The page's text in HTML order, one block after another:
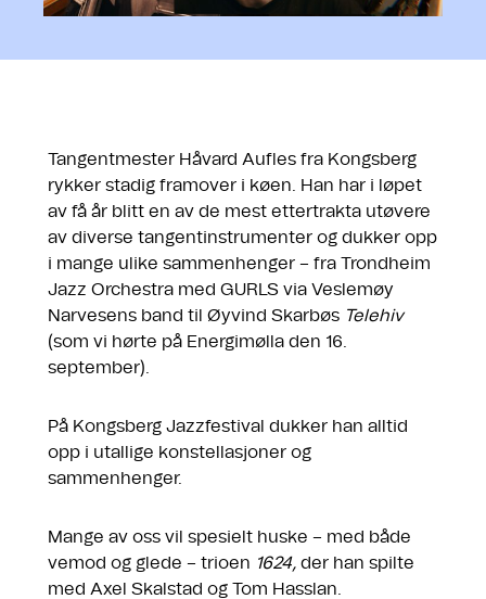
Tangentmester Håvard Aufles fra Kongsberg
rykker stadig framover i køen. Han har i løpet
av få år blitt en av de mest ettertrakta utøvere
av diverse tangentinstrumenter og dukker opp
i mange ulike sammenhenger – fra Trondheim
Jazz Orchestra med GURLS via Veslemøy
Narvesens band til Øyvind Skarbøs Telehiv
(som vi hørte på Energimølla den 16.
september).
På Kongsberg Jazzfestival dukker han alltid
opp i utallige konstellasjoner og
sammenhenger.
Mange av oss vil spesielt huske – med både
vemod og glede – trioen 1624, der han spilte
med Axel Skalstad og Tom Hasslan.